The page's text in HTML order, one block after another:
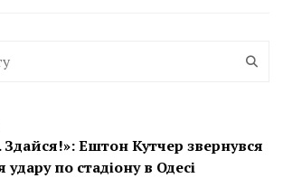
Ештон Кутчер звернувся
удару по стадіону в Одесі